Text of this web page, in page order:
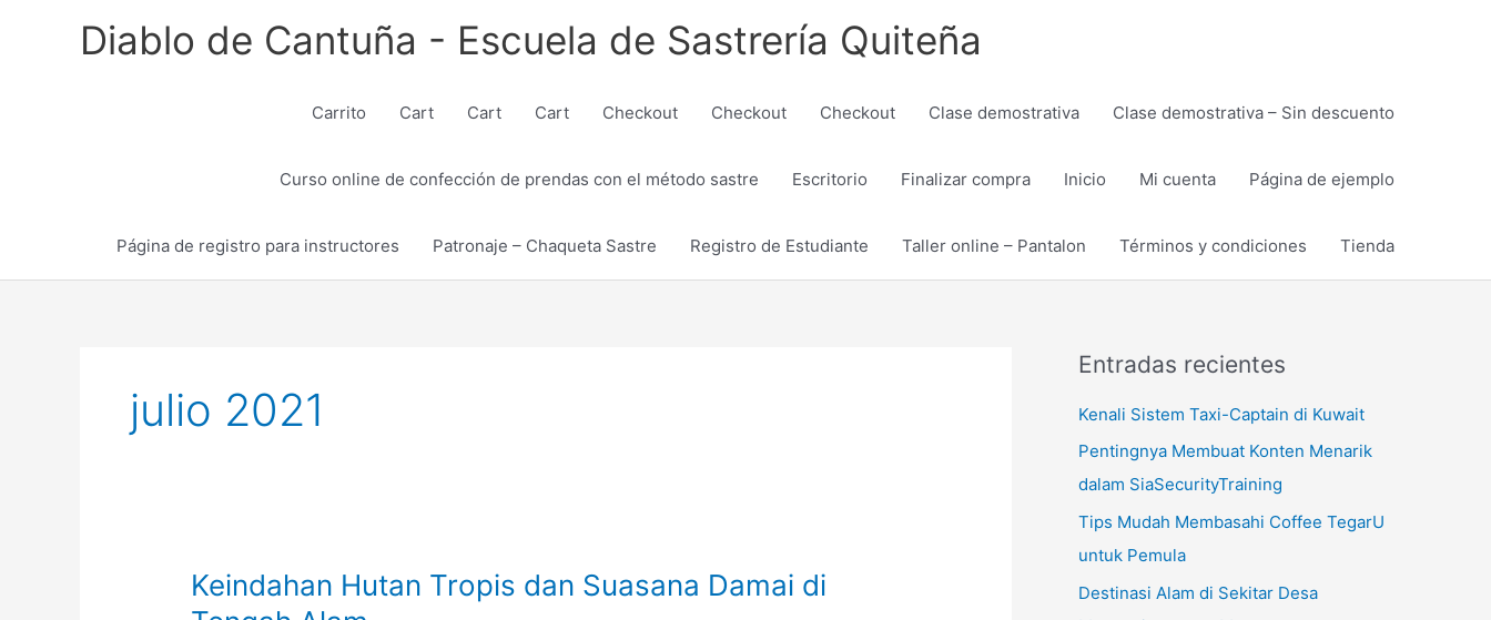
Diablo de Cantuña - Escuela de Sastrería Quiteña
Carrito Cart Cart Cart Checkout Checkout Checkout Clase demostrativa Clase demostrativa – Sin descuento
Curso online de confección de prendas con el método sastre Escritorio Finalizar compra Inicio Mi cuenta Página de ejemplo
Página de registro para instructores Patronaje – Chaqueta Sastre Registro de Estudiante Taller online – Pantalon Términos y condiciones Tienda
julio 2021
Keindahan Hutan Tropis dan Suasana Damai di
Keindahan
Entradas recientes
Kenali Sistem Taxi-Captain di Kuwait
Pentingnya Membuat Konten Menarik
dalam SiaSecurityTraining
Tips Mudah Membasahi Coffee TegarU
untuk Pemula
Destinasi Alam di Sekitar Desa